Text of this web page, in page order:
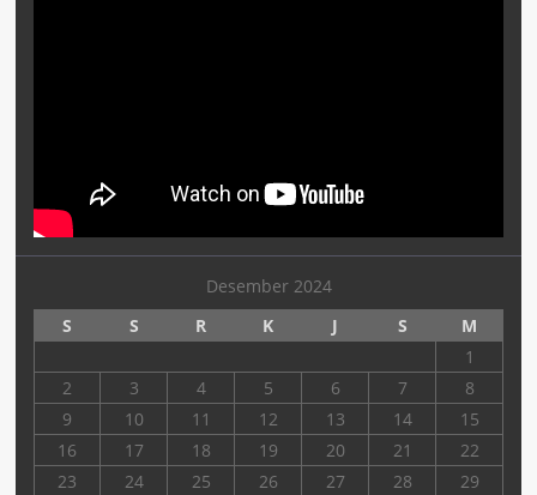
Desember 2024
S
S R K J S
M
1
2
3 4 5 6 7
8
9
10 11 12 13 14
15
16
17 18 19 20 21
22
23
24 25 26 27 28
29